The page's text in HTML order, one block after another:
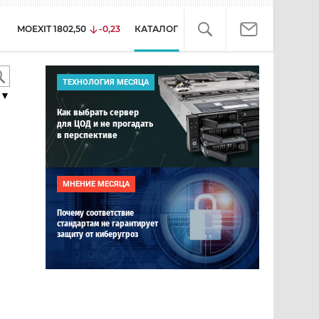
MOEXIT 1802,50 -0,23 КАТАЛОГ
ТЕХНОЛОГИЯ МЕСЯЦА
Как выбрать сервер
для ЦОД и не прогадать
в перспективе
МНЕНИЕ МЕСЯЦА
Почему соответствие
стандартам не гарантирует
защиту от киберугроз